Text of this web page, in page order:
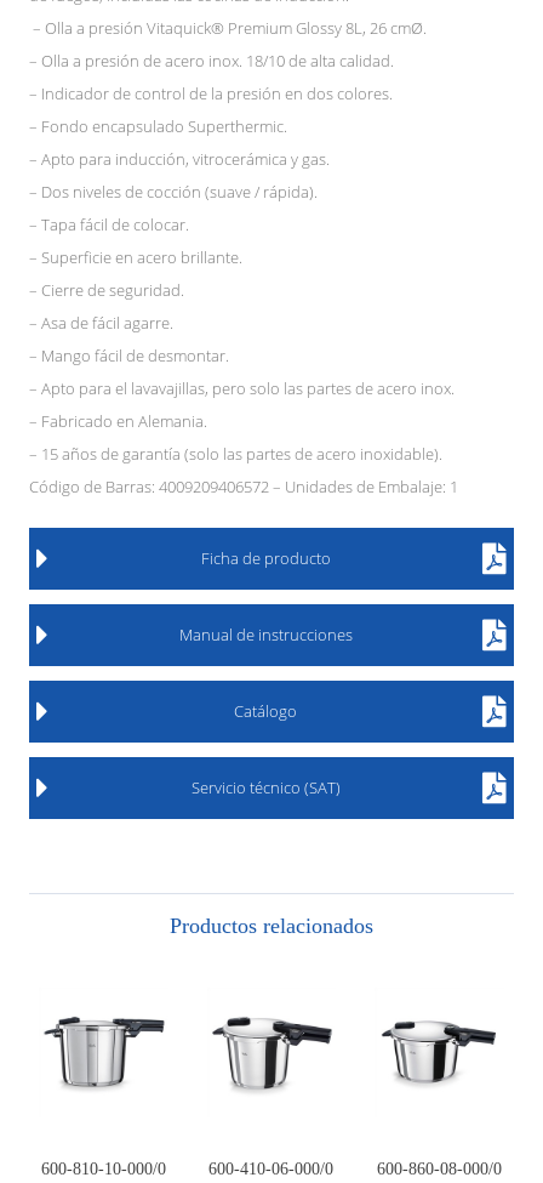
– Olla a presión Vitaquick® Premium Glossy 8L, 26 cmØ.
– Olla a presión de acero inox. 18/10 de alta calidad.
– Indicador de control de la presión en dos colores.
– Fondo encapsulado Superthermic.
– Apto para inducción, vitrocerámica y gas.
– Dos niveles de cocción (suave / rápida).
– Tapa fácil de colocar.
– Superficie en acero brillante.
– Cierre de seguridad.
– Asa de fácil agarre.
– Mango fácil de desmontar.
– Apto para el lavavajillas, pero solo las partes de acero inox.
– Fabricado en Alemania.
– 15 años de garantía (solo las partes de acero inoxidable).
Código de Barras: 4009209406572 – Unidades de Embalaje: 1
Ficha de producto
Manual de instrucciones
Catálogo
Servicio técnico (SAT)
Productos relacionados
600-810-10-000/0
600-410-06-000/0
600-860-08-000/0